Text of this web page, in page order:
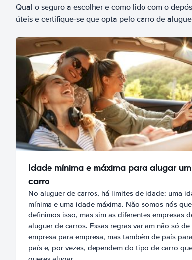
Qual o seguro a escolher e como lido com o
úteis e certifique-se que opta pelo carro de
Idade mínima e máxima para alugar um
carro
No aluguer de carros, há limites de idade: uma
mínima e uma idade máxima. Não somos nós que
definimos isso, mas sim as diferentes empresas
aluguer de carros. Essas regras variam não só de
empresa para empresa, mas também de país para
país e, por vezes, dependem do tipo de carro que